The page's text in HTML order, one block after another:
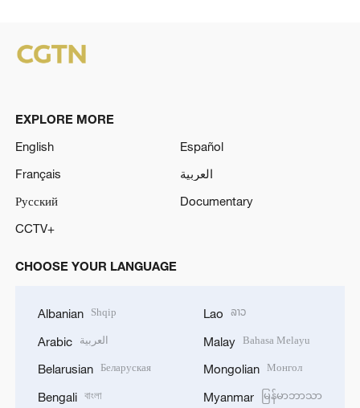
EXPLORE MORE
English
Español
Français
العربية
Русский
Documentary
CCTV+
CHOOSE YOUR LANGUAGE
Albanian Shqip
Arabic العربية
Belarusian Беларуская
Bengali বাংলা
Lao ລາວ
Malay Bahasa Melayu
Mongolian Монгол
Myanmar မြန်မာဘာသာ